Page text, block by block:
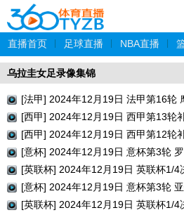
直播首页 足球直播 NBA直播
乌拉圭女足录像集锦
[法甲] 2024年12月19日 法甲第16轮
[西甲] 2024年12月19日 西甲第13轮
[西甲] 2024年12月19日 西甲第12轮
[意杯] 2024年12月19日 意杯第3轮
[英联杯] 2024年12月19日 英联杯1/
[意杯] 2024年12月19日 意杯第3轮
[英联杯] 2024年12月19日 英联杯1/